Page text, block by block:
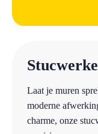
Laat je muren
moderne
charme, onze